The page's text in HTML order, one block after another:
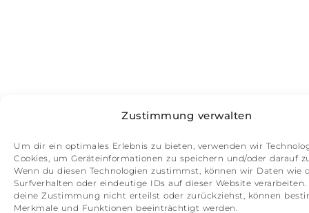
Zustimmung verwalten
Um dir ein optimales Erlebnis zu bieten, verwenden wir
Cookies, um Geräteinformationen zu speichern und/oder darauf
Wenn du diesen Technologien zustimmst, können wir Daten wie
Surfverhalten oder eindeutige IDs auf dieser Website verarbeiten.
deine Zustimmung nicht erteilst oder zurückziehst, können
Merkmale und Funktionen beeinträchtigt werden.